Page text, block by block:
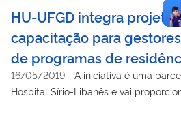
realidades e melhora do processo
HU-UFGD integra projeto
capacitação para
de programas de
16/05/2019 - A iniciativa é uma
Hospital Sírio-Libanês e vai